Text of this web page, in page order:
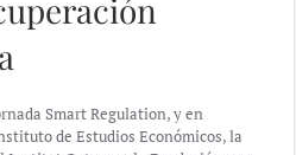
Smart Regulation, y en
de Estudios Económicos, la